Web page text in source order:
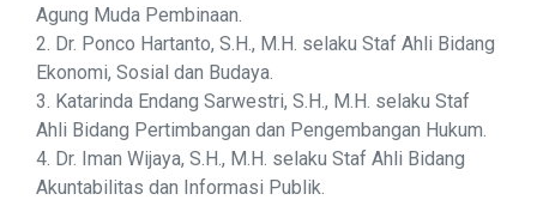
Agung Muda Pembinaan.
2. Dr. Ponco Hartanto, S.H., M.H. selaku Staf Ahli Bidang
Ekonomi, Sosial dan Budaya.
3. Katarinda Endang Sarwestri, S.H., M.H. selaku Staf
Ahli Bidang Pertimbangan dan Pengembangan Hukum.
4. Dr. Iman Wijaya, S.H., M.H. selaku Staf Ahli Bidang
Akuntabilitas dan Informasi Publik.